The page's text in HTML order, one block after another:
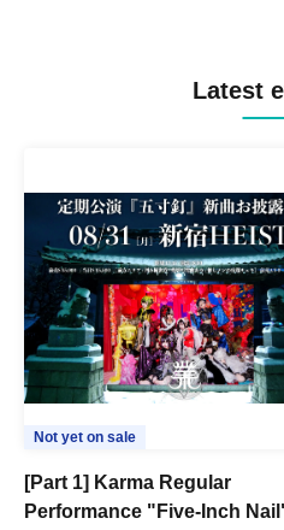
Latest
Not yet on sale
[Part 1] Karma Regular
Performance "Five-Inch